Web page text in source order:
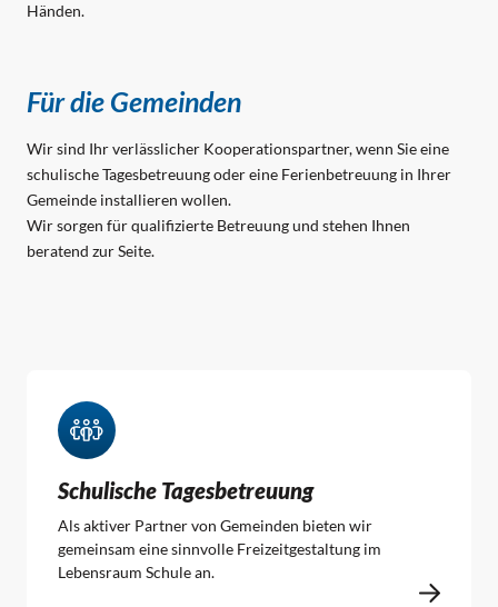
Händen.
Für die Gemeinden
Wir sind Ihr verlässlicher Kooperationspartner, wenn Sie eine
schulische Tagesbetreuung oder eine Ferienbetreuung in Ihrer
Gemeinde installieren wollen.
Wir sorgen für qualifizierte Betreuung und stehen Ihnen
beratend zur Seite.
Schulische Tagesbetreuung
Als aktiver Partner von Gemeinden bieten wir
gemeinsam eine sinnvolle Freizeitgestaltung im
Lebensraum Schule an.